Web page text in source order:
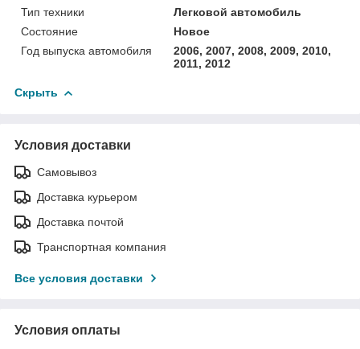
Тип техники
Легковой автомобиль
Состояние
Новое
Год выпуска автомобиля
2006, 2007, 2008, 2009, 2010,
2011, 2012
Скрыть
Условия доставки
Самовывоз
Доставка курьером
Доставка почтой
Транспортная компания
Все условия доставки
Условия оплаты